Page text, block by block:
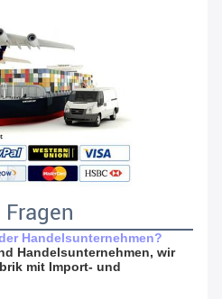
Handelsunternehmen?
Handelsunternehmen, wir
mit Import- und